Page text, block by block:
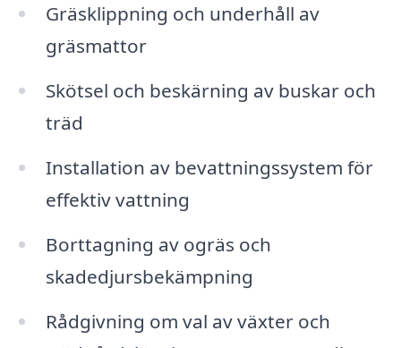
Gräsklippning och underhåll av
gräsmattor
Skötsel och beskärning av buskar och
träd
Installation av bevattningssystem för
effektiv vattning
Borttagning av ogräs och
skadedjursbekämpning
Rådgivning om val av växter och